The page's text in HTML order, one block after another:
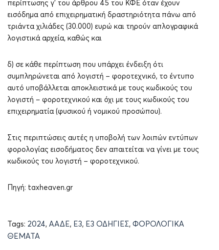
περίπτωσης γ’ του άρθρου 45 του ΚΦΕ όταν έχουν
εισόδημα από επιχειρηματική δραστηριότητα πάνω από
τριάντα χιλιάδες (30.000) ευρώ και τηρούν απλογραφικά
λογιστικά αρχεία, καθώς και
δ) σε κάθε περίπτωση που υπάρχει ένδειξη ότι
συμπληρώνεται από λογιστή – φοροτεχνικό, το έντυπο
αυτό υποβάλλεται αποκλειστικά με τους κωδικούς του
λογιστή – φοροτεχνικού και όχι με τους κωδικούς του
επιχειρηματία (φυσικού ή νομικού προσώπου).
Στις περιπτώσεις αυτές η υποβολή των λοιπών εντύπων
φορολογίας εισοδήματος δεν απαιτείται να γίνει με τους
κωδικούς του λογιστή – φοροτεχνικού.
Πηγή: taxheaven.gr
Tags: 2024, ΑΑΔΕ, Ε3, Ε3 ΟΔΗΓΙΕΣ, ΦΟΡΟΛΟΓΙΚΑ
ΘΕΜΑΤΑ